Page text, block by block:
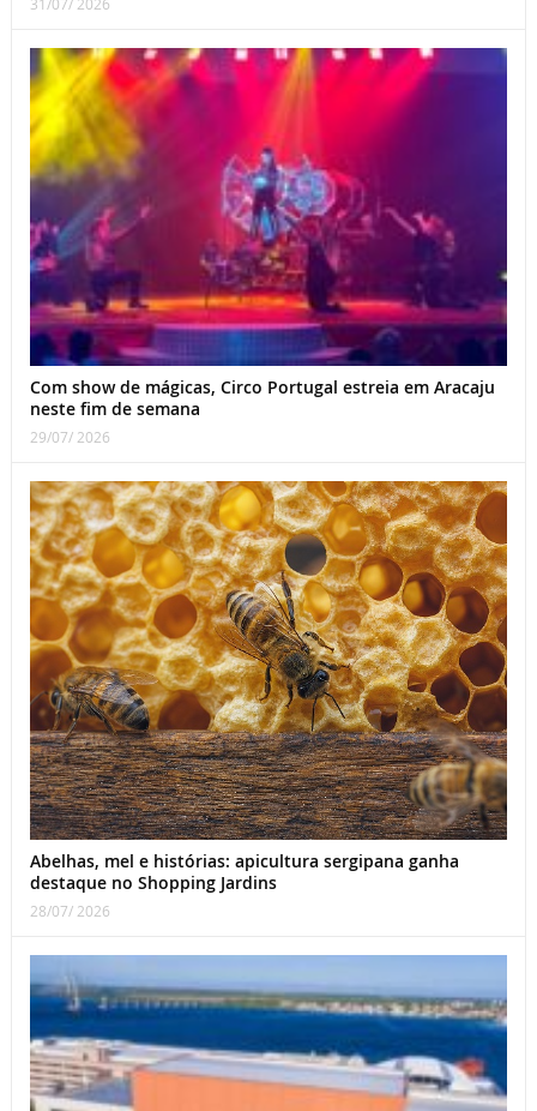
Com show de mágicas, Circo Portugal estreia em Aracaju
neste fim de semana
29/07/ 2026
Abelhas, mel e histórias: apicultura sergipana ganha
destaque no Shopping Jardins
28/07/ 2026